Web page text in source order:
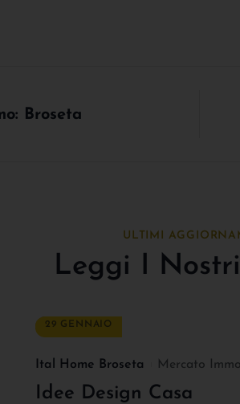
Broseta
ULTIMI
Leggi I
29 GENNAIO
Ital Home Broseta Mercato
Idee Design Casa